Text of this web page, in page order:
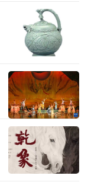
食调理应遵
五味”的原
物，少食辛
的各类水果，
菜、莲藕以及
、乳制品等，
利肠解毒，调
健） （责任编辑：